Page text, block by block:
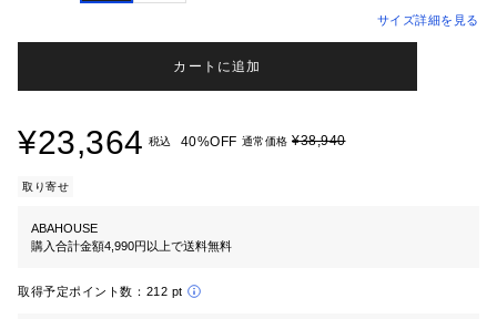
サイズ詳細を見る
カートに追加
¥23,364 税込 40%OFF 通常価格 ¥38,940
取り寄せ
ABAHOUSE
購入合計金額4,990円以上で送料無料
取得予定ポイント数： 212 pt